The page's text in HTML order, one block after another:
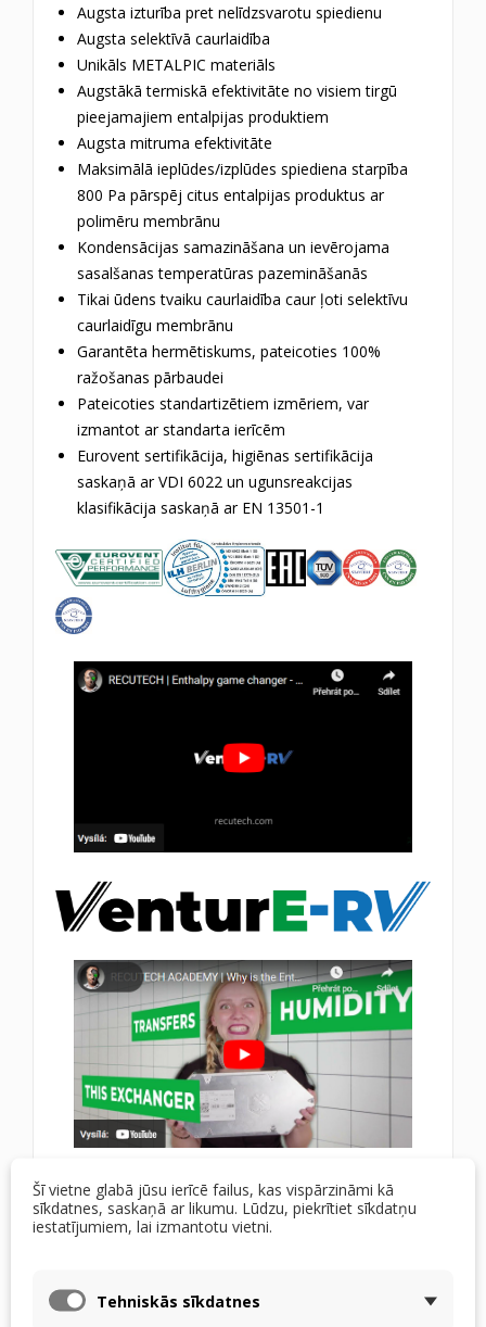
Augsta izturība pret nelīdzsvarotu spiedienu
Augsta selektīvā caurlaidība
Unikāls METALPIC materiāls
Augstākā termiskā efektivitāte no visiem tirgū
pieejamajiem entalpijas produktiem
Augsta mitruma efektivitāte
Maksimālā ieplūdes/izplūdes spiediena starpība
800 Pa pārspēj citus entalpijas produktus ar
polimēru membrānu
Kondensācijas samazināšana un ievērojama
sasalšanas temperatūras pazemināšanās
Tikai ūdens tvaiku caurlaidība caur ļoti selektīvu
caurlaidīgu membrānu
Garantēta hermētiskums, pateicoties 100%
ražošanas pārbaudei
Pateicoties standartizētiem izmēriem, var
izmantot ar standarta ierīcēm
Eurovent sertifikācija, higiēnas sertifikācija
saskaņā ar VDI 6022 un ugunsreakcijas
klasifikācija saskaņā ar EN 13501-1
Kas padara entalpick unikālu?
RECUTECH siltummainis?
materiāliem, kas ļauj veidot un tādējādi palielināt
Šī vietne glabā jūsu ierīcē failus, kas vispārzināmi kā
sīkdatnes, saskaņā ar likumu. Lūdzu, piekrītiet sīkdatņu
iestatījumiem, lai izmantotu vietni.
Tehniskās sīkdatnes